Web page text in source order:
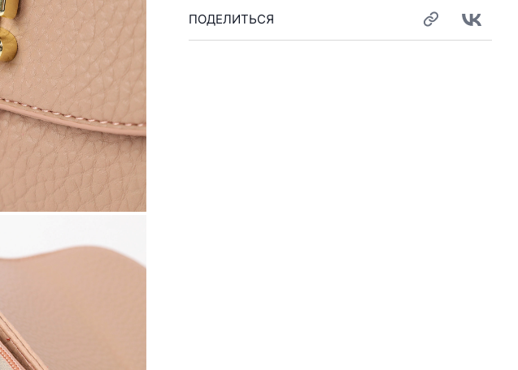
ПОДЕЛИТЬСЯ